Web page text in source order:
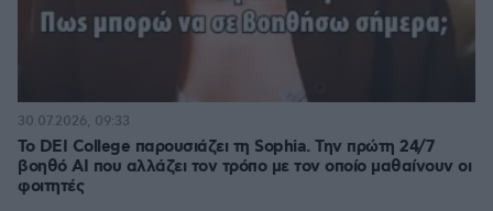
Το DEI College παρουσιάζει τη Sophia. Την πρώτη 24/7
βοηθό AI που αλλάζει τον τρόπο με τον οποίο μαθαίνουν οι
φοιτητές
30.07.2026, 09:33